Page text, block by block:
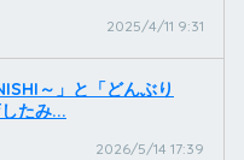
2025/4/11 9:31
～」と「どんぶり
たみ...
2026/5/14 17:39